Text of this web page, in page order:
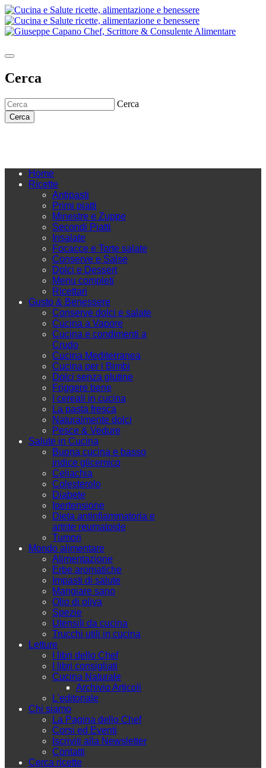
Cerca
Cerca
Cerca
Home
Ricette
Antipasti
Primi piatti
Minestre e Zuppe
Secondi Piatti
Insalate
Focacce e Torte salate
Conserve e Salse
Dolci e Dessert
Menu completi
Ricettari
Gusto & Benessere
Conserve dolci e salate
Cucina a Vapore
Cucina e condimenti a
Crudo
Cucina Mediterranea
Cucina per i Bimbi
Dolci senza glutine
Friggere bene
I cereali in cucina
La pasta fresca
Naturalmente dolci
Pesce & Vedure
Salute in Cucina
Buona cucina e basso
indice glicemico
Celiachia
Colesterolo
Diabete
Ipertensione
Dieta antinfiammatoria e
artrite reumatoide
Tumori
Mondo alimentare
Alimentazione
Erbe aromatiche
Impasti di salute
Mangiare sano
Olio di oliva
Spezie
Utensili da cucina
Trucchi utili in cucina
Letture
I libri dello Chef
I libri consigliati
Cucina Naturale
Archivio Articoli
L'editoriale
Chi siamo
La Pagina dello Chef
Corsi ed Eventi
Iscriviti alla Newsletter
Contatti
Cerca ricette